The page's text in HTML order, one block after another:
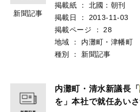
新聞記事
掲載紙 ：
北國：朝刊
掲載日
：
2013-11-03
掲載ページ
：
28
地域
：
内灘町・津幡町
種別
： 新聞記事
内灘町・清水新議長「
を」本社で就任あい